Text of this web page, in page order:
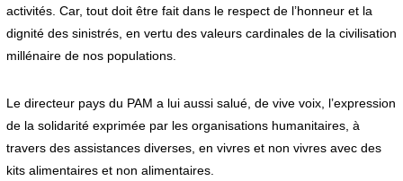
activités. Car, tout doit être fait dans le respect de l’honneur et la
dignité des sinistrés, en vertu des valeurs cardinales de la civilisation
millénaire de nos populations.
Le directeur pays du PAM a lui aussi salué, de vive voix, l’expression
de la solidarité exprimée par les organisations humanitaires, à
travers des assistances diverses, en vivres et non vivres avec des
kits alimentaires et non alimentaires.